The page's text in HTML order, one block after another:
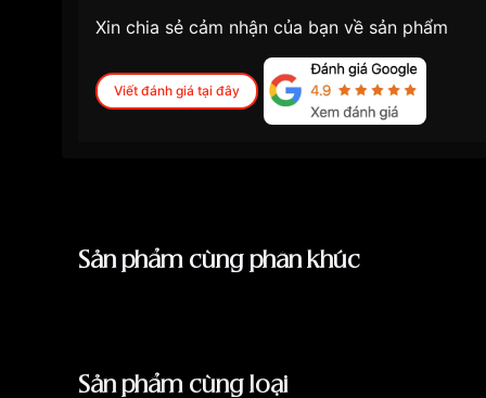
Xin chia sẻ cảm nhận của bạn về sản phẩm
Viết đánh giá tại đây
Sản phẩm cùng phân khúc
Sản phẩm cùng loại